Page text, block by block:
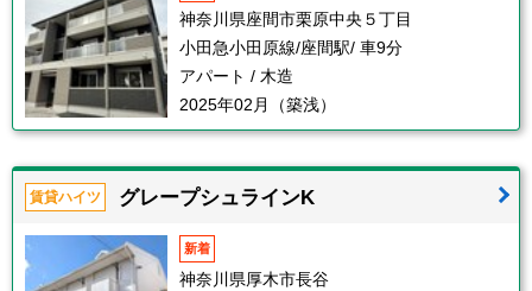
神奈川県座間市栗原中央５丁目
小田急小田原線/座間駅/ 車9分
アパート / 木造
2025年02月（築浅）
賃貸ハイツ グレープシュラインK
新着
神奈川県厚木市長谷